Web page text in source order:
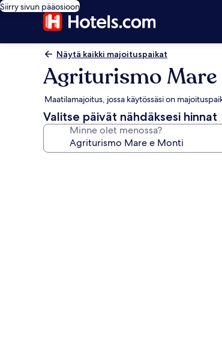
Siirry sivun pääosioon
Näytä kaikki majoituspaikat
Agriturismo
Maatilamajoitus, jossa käytössäsi on
Valitse päivät nähdäksesi hinnat
Minne olet menossa?